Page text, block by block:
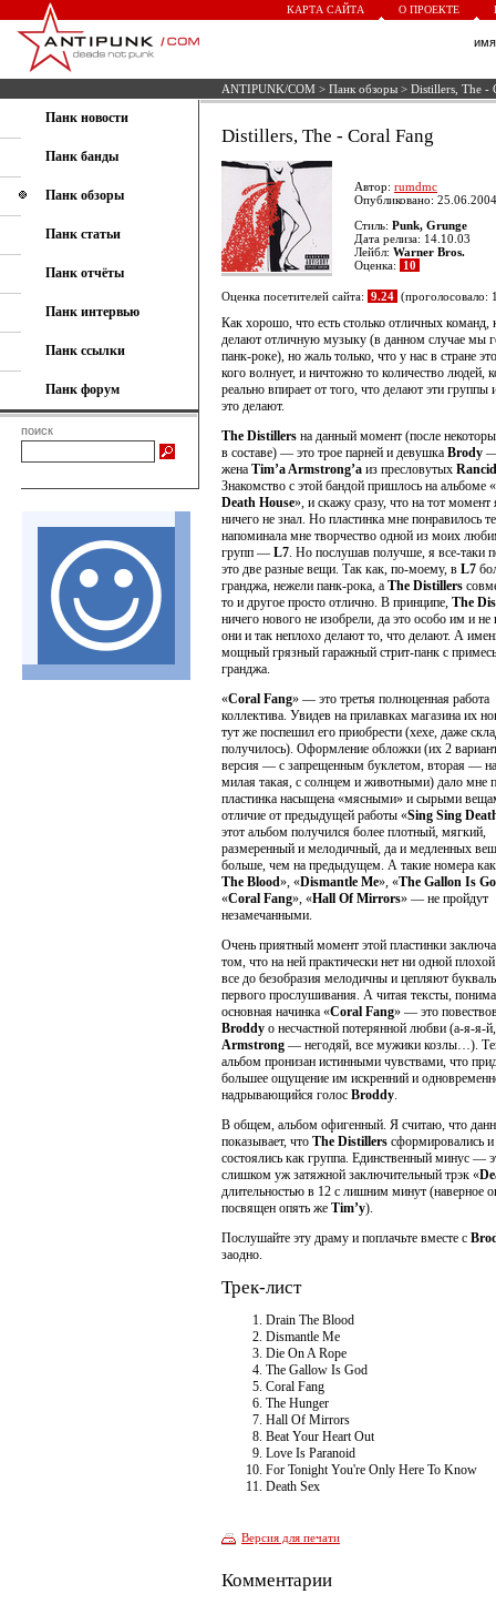
КАРТА САЙТА О ПРОЕКТЕ
ANTIPUNK/COM > Панк обзоры > Distillers, The -
Панк новости
Панк банды
Панк обзоры
Панк статьи
Панк отчёты
Панк интервью
Панк ссылки
Панк форум
поиск
Distillers, The - Coral Fang
Автор: rumdmc
Опубликовано:
Стиль: Punk, Grunge
Дата релиза: 14.10.03
Лейбл: Warner Bros.
Оценка:
10
Оценка посетителей сайта: 9.24 (проголосовало:
Как хорошо, что есть столько отличных команд,
делают отличную музыку (в данном случае мы
панк-роке), но жаль только, что у нас в стране
кого волнует, и ничтожно то количество людей,
реально впирает от того, что делают эти группы
это делают.
The Distillers на данный момент (после
в составе) — это трое парней и девушка Brody
жена Tim’a Armstrong’a из пресловутых Rancid
Знакомство с этой бандой пришлось на альбоме «
Death House», и скажу сразу, что на тот момент
ничего не знал. Но пластинка мне понравилось
напоминала мне творчество одной из моих
групп — L7. Но послушав получше, я все-таки
это две разные вещи. Так как, по-моему, в L7
гранджа, нежели панк-рока, а The Distillers
то и другое просто отлично. В принципе, The
ничего нового не изобрели, да это особо им и не
они и так неплохо делают то, что делают. А
мощный грязный гаражный стрит-панк с
гранджа.
«Coral Fang» — это третья полноценная работа
коллектива. Увидев на прилавках магазина их
тут же поспешил его приобрести (хехе, даже
получилось). Оформление обложки (их 2
версия — с запрещенным буклетом, вторая —
милая такая, с солнцем и животными) дало мне
пластинка насыщена «мясными» и сырыми
отличие от предыдущей работы «Sing Sing
этот альбом получился более плотный, мягкий,
размеренный и мелодичный, да и медленных
больше, чем на предыдущем. А такие номера
The Blood», «Dismantle Me», «The Gallon Is
«Coral Fang», «Hall Of Mirrors» — не пройдут
незамечанными.
Очень приятный момент этой пластинки
том, что на ней практически нет ни одной
все до безобразия мелодичны и цепляют
первого прослушивания. А читая тексты,
основная начинка «Coral Fang» — это
Broddy о несчастной потерянной любви (а-я-я-
Armstrong — негодяй, все мужики козлы…).
альбом пронизан истинными чувствами, что
большее ощущение им искренний и
надрывающийся голос Broddy.
В общем, альбом офигенный. Я считаю, что
показывает, что The Distillers сформировались и
состоялись как группа. Единственный минус —
слишком уж затяжной заключительный трэк «
длительностью в 12 с лишним минут (наверное
посвящен опять же Tim’y).
Послушайте эту драму и поплачьте вместе с
заодно.
Трек-лист
Drain The Blood
Dismantle Me
Die On A Rope
The Gallow Is God
Coral Fang
The Hunger
Hall Of Mirrors
Beat Your Heart Out
Love Is Paranoid
For Tonight You're Only Here To Know
Death Sex
Версия для печати
Комментарии